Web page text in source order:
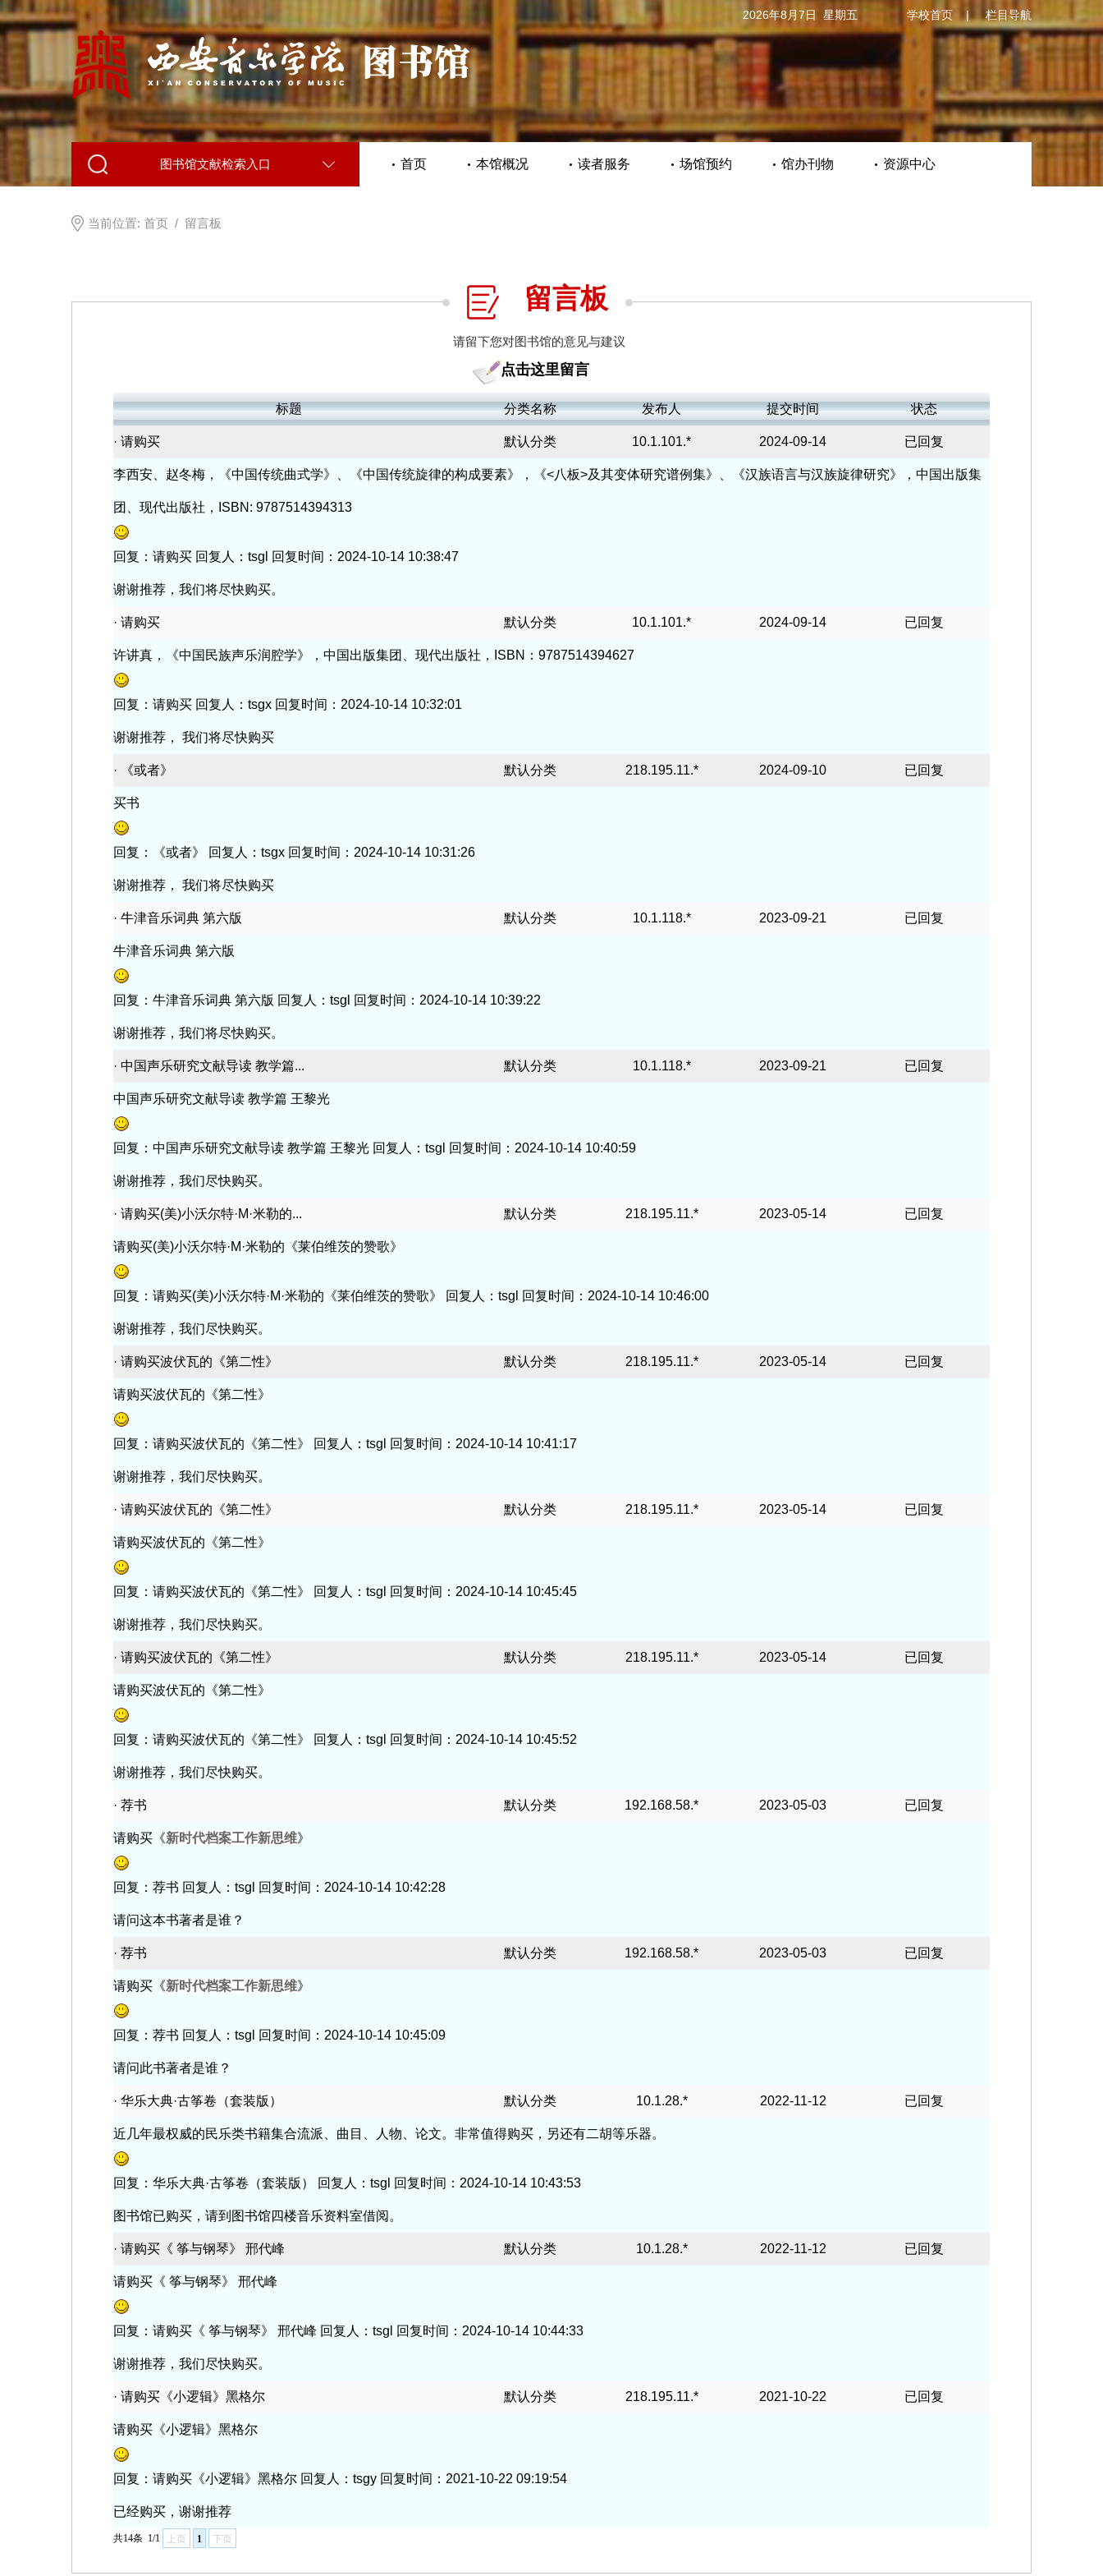
学校首页 | 栏目导航
2026年8月7日 星期五
图书馆文献检索入口 首页 本馆概况 读者服务 场馆预约 馆办刊物 资源中心
当前位置: 首页 / 留言板
留言板
请留下您对图书馆的意见与建议
点击这里留言
标题 分类名称 发布人 提交时间 状态
· 请购买 默认分类 10.1.101.* 2024-09-14 已回复
李西安、赵冬梅，《中国传统曲式学》、《中国传统旋律的构成要素》，《<八板>及其变体研究谱例集》、《汉族语言与汉族旋律研究》，中国出版集
团、现代出版社，ISBN: 9787514394313
回复：请购买 回复人：tsgl 回复时间：2024-10-14 10:38:47
谢谢推荐，我们将尽快购买。
· 请购买 默认分类 10.1.101.* 2024-09-14 已回复
许讲真，《中国民族声乐润腔学》，中国出版集团、现代出版社，ISBN：9787514394627
回复：请购买 回复人：tsgx 回复时间：2024-10-14 10:32:01
谢谢推荐， 我们将尽快购买
· 《或者》 默认分类 218.195.11.* 2024-09-10 已回复
买书
回复：《或者》 回复人：tsgx 回复时间：2024-10-14 10:31:26
谢谢推荐， 我们将尽快购买
· 牛津音乐词典 第六版 默认分类 10.1.118.* 2023-09-21 已回复
牛津音乐词典 第六版
回复：牛津音乐词典 第六版 回复人：tsgl 回复时间：2024-10-14 10:39:22
谢谢推荐，我们将尽快购买。
· 中国声乐研究文献导读 教学篇... 默认分类 10.1.118.* 2023-09-21 已回复
中国声乐研究文献导读 教学篇 王黎光
回复：中国声乐研究文献导读 教学篇 王黎光 回复人：tsgl 回复时间：2024-10-14 10:40:59
谢谢推荐，我们尽快购买。
· 请购买(美)小沃尔特·M·米勒的... 默认分类 218.195.11.* 2023-05-14 已回复
请购买(美)小沃尔特·M·米勒的《莱伯维茨的赞歌》
回复：请购买(美)小沃尔特·M·米勒的《莱伯维茨的赞歌》 回复人：tsgl 回复时间：2024-10-14 10:46:00
谢谢推荐，我们尽快购买。
· 请购买波伏瓦的《第二性》 默认分类 218.195.11.* 2023-05-14 已回复
请购买波伏瓦的《第二性》
回复：请购买波伏瓦的《第二性》 回复人：tsgl 回复时间：2024-10-14 10:41:17
谢谢推荐，我们尽快购买。
· 请购买波伏瓦的《第二性》 默认分类 218.195.11.* 2023-05-14 已回复
请购买波伏瓦的《第二性》
回复：请购买波伏瓦的《第二性》 回复人：tsgl 回复时间：2024-10-14 10:45:45
谢谢推荐，我们尽快购买。
· 请购买波伏瓦的《第二性》 默认分类 218.195.11.* 2023-05-14 已回复
请购买波伏瓦的《第二性》
回复：请购买波伏瓦的《第二性》 回复人：tsgl 回复时间：2024-10-14 10:45:52
谢谢推荐，我们尽快购买。
· 荐书 默认分类 192.168.58.* 2023-05-03 已回复
请购买《新时代档案工作新思维》
回复：荐书 回复人：tsgl 回复时间：2024-10-14 10:42:28
请问这本书著者是谁？
· 荐书 默认分类 192.168.58.* 2023-05-03 已回复
请购买《新时代档案工作新思维》
回复：荐书 回复人：tsgl 回复时间：2024-10-14 10:45:09
请问此书著者是谁？
· 华乐大典·古筝卷（套装版） 默认分类 10.1.28.* 2022-11-12 已回复
近几年最权威的民乐类书籍集合流派、曲目、人物、论文。非常值得购买，另还有二胡等乐器。
回复：华乐大典·古筝卷（套装版） 回复人：tsgl 回复时间：2024-10-14 10:43:53
图书馆已购买，请到图书馆四楼音乐资料室借阅。
· 请购买《 筝与钢琴》 邢代峰 默认分类 10.1.28.* 2022-11-12 已回复
请购买《 筝与钢琴》 邢代峰
回复：请购买《 筝与钢琴》 邢代峰 回复人：tsgl 回复时间：2024-10-14 10:44:33
谢谢推荐，我们尽快购买。
· 请购买《小逻辑》黑格尔 默认分类 218.195.11.* 2021-10-22 已回复
请购买《小逻辑》黑格尔
回复：请购买《小逻辑》黑格尔 回复人：tsgy 回复时间：2021-10-22 09:19:54
已经购买，谢谢推荐
共14条 1/1 上页 1 下页